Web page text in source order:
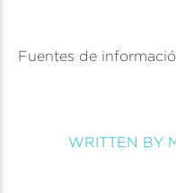
Fuentes de
WRITTEN BY